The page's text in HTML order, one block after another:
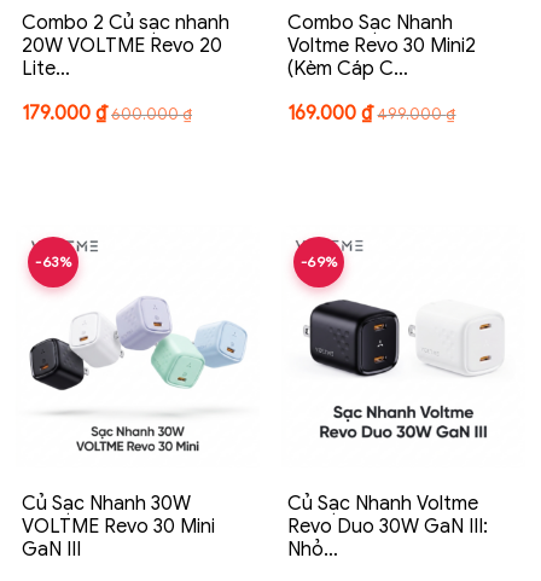
Combo 2 Củ sạc nhanh
20W VOLTME Revo 20
Lite…
179.000 ₫600.000₫
Combo Sạc Nhanh
Voltme Revo 30 Mini2
(Kèm Cáp C…
169.000₫499.000₫
-63%
Củ Sạc Nhanh 30W
VOLTME Revo 30 Mini
GaN III
-69%
Củ Sạc Nhanh Voltme
Revo Duo 30W GaN III:
Nhỏ…